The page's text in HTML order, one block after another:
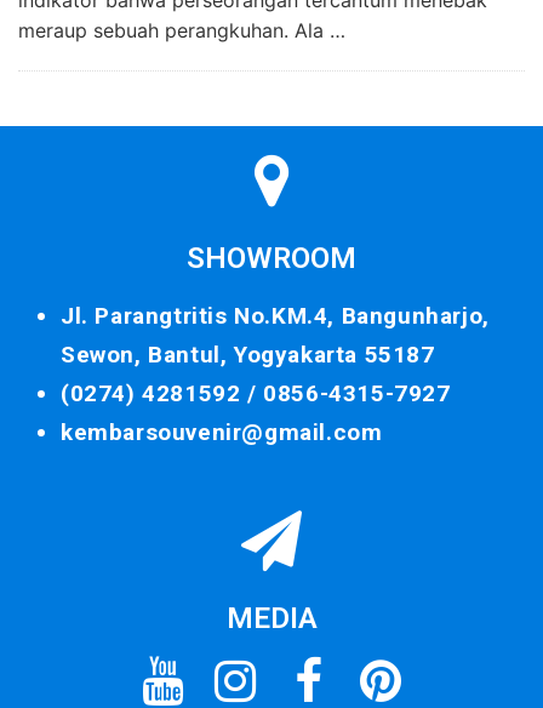
meraup sebuah perangkuhan. Ala …
SHOWROOM
Jl. Parangtritis No.KM.4, Bangunharjo,
Sewon, Bantul, Yogyakarta 55187
(0274) 4281592 / 0856-4315-7927
kembarsouvenir@gmail.com
MEDIA